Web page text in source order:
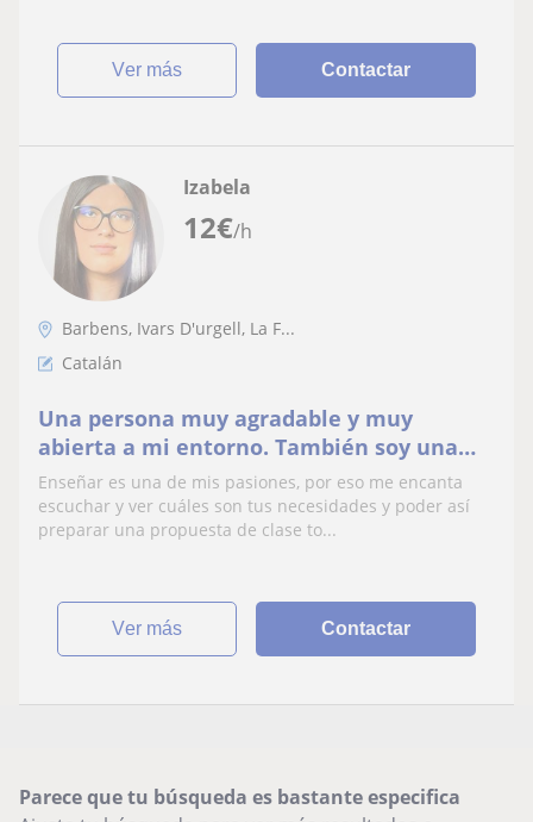
ver más Contactar
12€/h
Izabela
Barbens, Ivars D'urgell, La F...
Catalán
Una persona muy agradable y muy
abierta a mi entorno. También soy una
persona que es muy amigable
Enseñar es una de mis pasiones, por eso me encanta
escuchar y ver cuáles son tus necesidades y poder así
preparar una propuesta de clase to...
ver más Contactar
Parece que tu búsqueda es bastante especifica